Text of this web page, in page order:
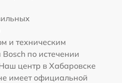
и техническим
по истечении
центр в Хабаровске
имеет официальной